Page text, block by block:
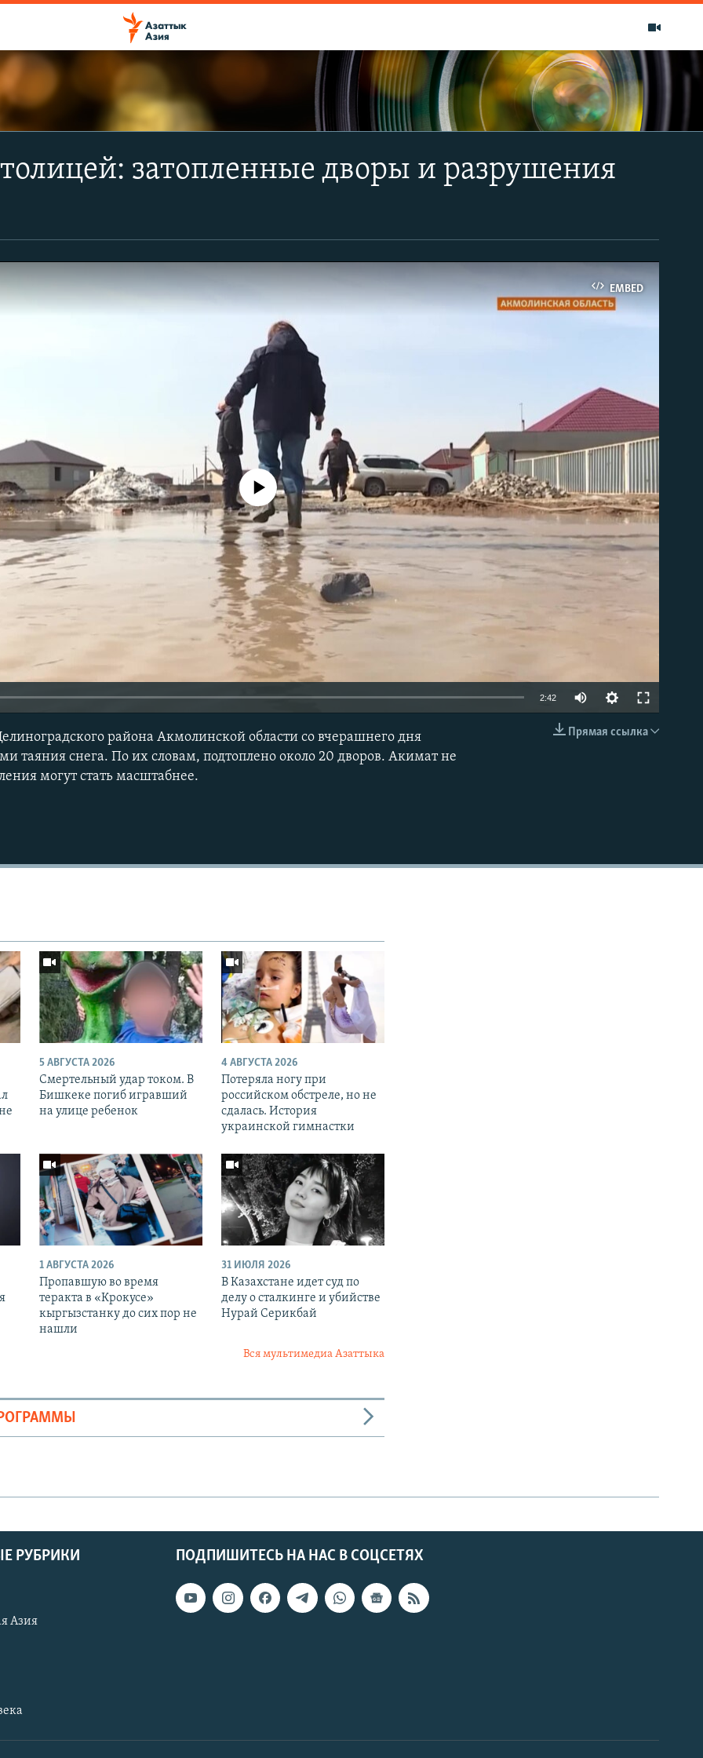
затопленные дворы и разрушения
EMBED
720p 1080p
No media source currently available
2:42
Прямая ссылка
района Акмолинской области со вчерашнего дня
таяния снега. По их словам, подтоплено около 20 дворов. Акимат не
могут стать масштабнее.
5 АВГУСТА 2026
Смертельный удар током. В
Бишкеке погиб игравший
на улице ребенок
4 АВГУСТА 2026
Потеряла ногу при
российском обстреле, но не
сдалась. История
украинской гимнастки
1 АВГУСТА 2026
Пропавшую во время
теракта в «Крокусе»
кыргызстанку до сих пор не
нашли
31 ИЮЛЯ 2026
В Казахстане идет суд по
делу о сталкинге и убийстве
Нурай Серикбай
Вся мультимедиа Азаттыка
ПОДПИШИТЕСЬ НА НАС В СОЦСЕТЯХ
РУБРИКИ
Азия